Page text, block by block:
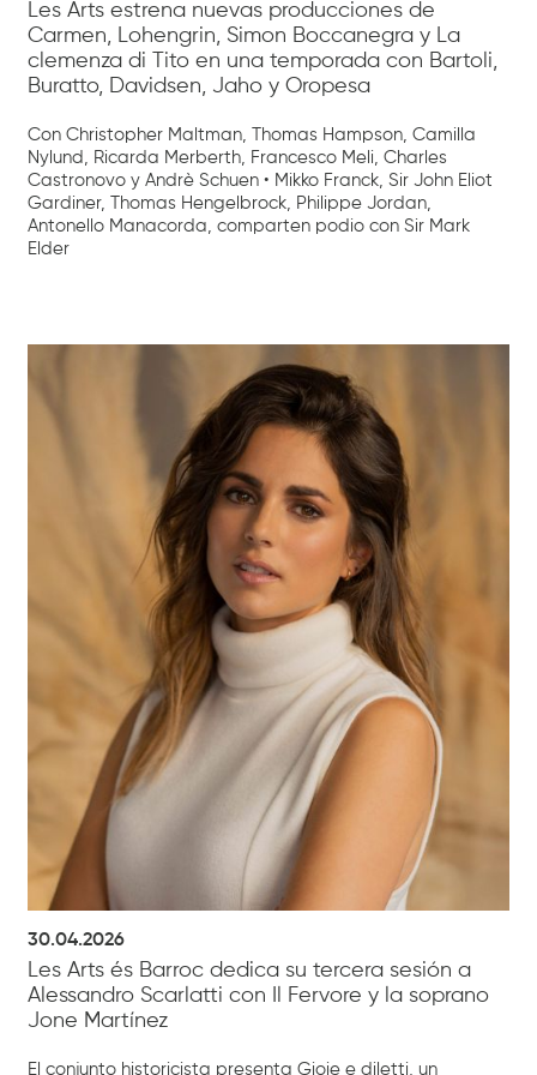
Les Arts estrena nuevas producciones de
Carmen, Lohengrin, Simon Boccanegra y La
clemenza di Tito en una temporada con Bartoli,
Buratto, Davidsen, Jaho y Oropesa
Con Christopher Maltman, Thomas Hampson, Camilla
Nylund, Ricarda Merberth, Francesco Meli, Charles
Castronovo y Andrè Schuen • Mikko Franck, Sir John Eliot
Gardiner, Thomas Hengelbrock, Philippe Jordan,
Antonello Manacorda, comparten podio con Sir Mark
Elder
30.04.2026
Les Arts és Barroc dedica su tercera sesión a
Alessandro Scarlatti con Il Fervore y la soprano
Jone Martínez
El conjunto historicista presenta Gioie e diletti, un